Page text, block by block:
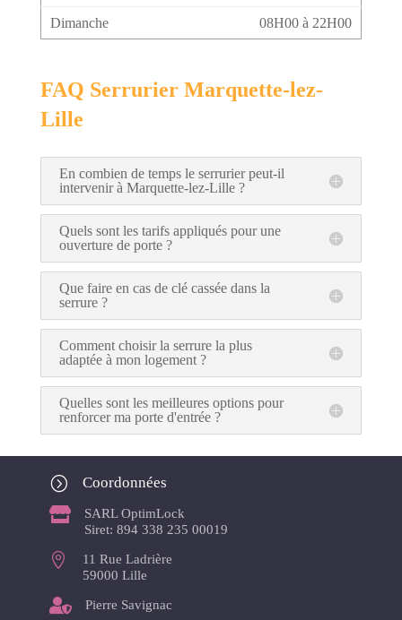
Dimanche 08H00 à 22H00
FAQ Serrurier Marquette-lez-
Lille
En combien de temps le serrurier peut-il
intervenir à Marquette-lez-Lille ?
Quels sont les tarifs appliqués pour une
ouverture de porte ?
Que faire en cas de clé cassée dans la
serrure ?
Comment choisir la serrure la plus
adaptée à mon logement ?
Quelles sont les meilleures options pour
renforcer ma porte d'entrée ?
= Coordonnées

SARL OptimLock
Siret: 894 338 235 00019

11 Rue Ladrière
59000 Lille
 Pierre Savignac